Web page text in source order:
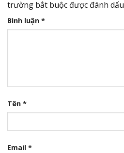
trường bắt buộc được đánh dấu
Bình luận *
Tên *
Email *